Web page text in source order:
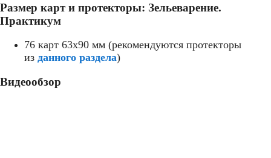
Размер карт и протекторы: Зельеварение.
Практикум
76 карт 63x90 мм (рекомендуются протекторы
из данного раздела)
Видеообзор